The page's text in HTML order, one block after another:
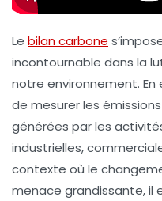
Le bilan carbone
incontournable dans la
notre environnement.
de mesurer les
générées par les
industrielles,
contexte où le
menace grandissante, il